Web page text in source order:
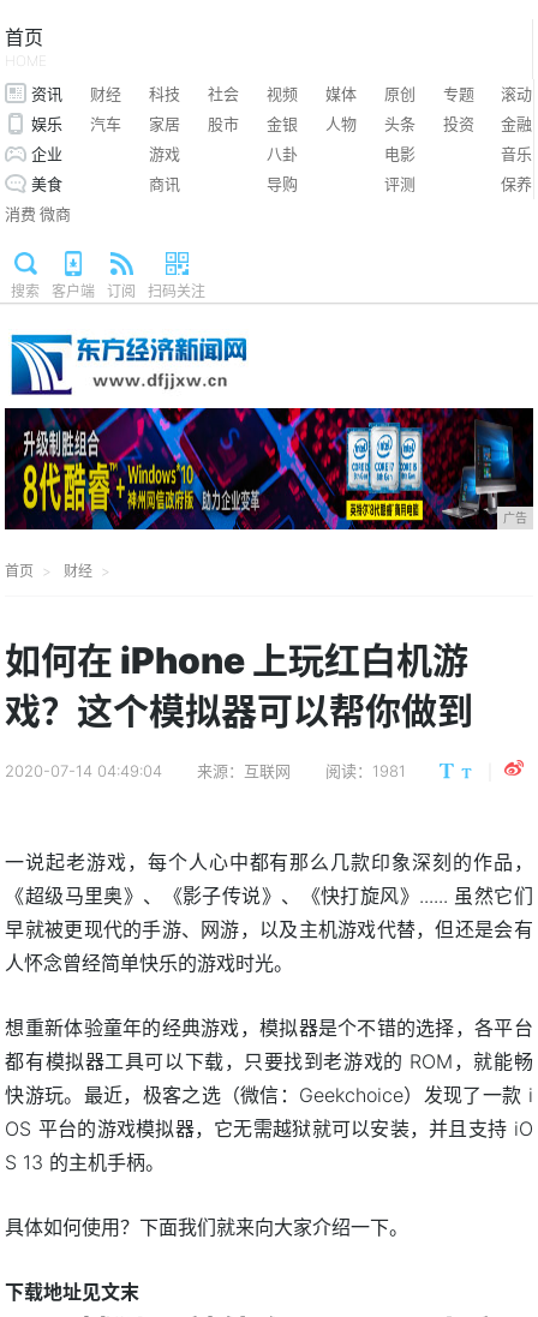
首页
HOME
资讯 财经 科技 社会 视频 媒体 原创 专题
滚动
娱乐
汽车 家居 股市 金银 人物 头条 投资
金融
企业
游戏 八卦 电影
音乐
美食
商讯 导购 评测
保养
消费 微商
搜索 客户端 订阅 扫码关注
广告
首页 财经
如何在 iPhone 上玩红白机游
戏？这个模拟器可以帮你做到
2020-07-14 04:49:04 来源：互联网 阅读：1981
一说起老游戏，每个人心中都有那么几款印象深刻的作品，
《超级马里奥》、《影子传说》、《快打旋风》...... 虽然它们
早就被更现代的手游、网游，以及主机游戏代替，但还是会有
人怀念曾经简单快乐的游戏时光。
想重新体验童年的经典游戏，模拟器是个不错的选择，各平台
都有模拟器工具可以下载，只要找到老游戏的 ROM，就能畅
快游玩。最近，极客之选（微信：Geekchoice）发现了一款 i
OS 平台的游戏模拟器，它无需越狱就可以安装，并且支持 iO
S 13 的主机手柄。
具体如何使用？下面我们就来向大家介绍一下。
下载地址见文末